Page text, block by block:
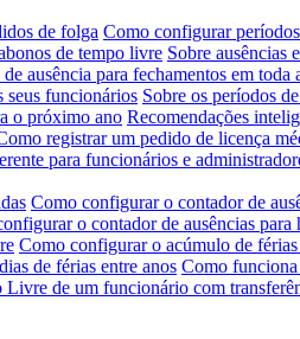
de folga Como configurar
de tempo livre Sobre ausências
ausência para fechamentos em toda
seus funcionários Sobre os períodos
o próximo ano Recomendações
registrar um pedido de licença
para funcionários e
Como configurar o contador de
o contador de ausências para
Como configurar o acúmulo de férias
de férias entre anos Como
de um funcionário com